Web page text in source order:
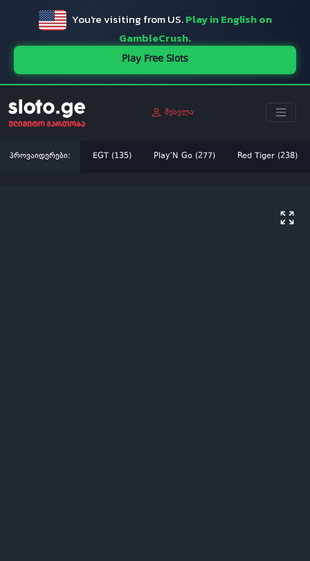
You're visiting from US.Play in English on
GambleCrush.
Play Free Slots
შესვლა
პროვაიდერები: EGT (135) Play'N Go (277) Red Tiger (238)